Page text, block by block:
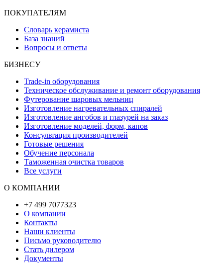
ПОКУПАТЕЛЯМ
Словарь керамиста
База знаний
Вопросы и ответы
БИЗНЕСУ
Trade-in оборудования
Техническое обслуживание и ремонт оборудования
Футерование шаровых мельниц
Изготовление нагревательных спиралей
Изготовление ангобов и глазурей на заказ
Изготовление моделей, форм, капов
Консультация производителей
Готовые решения
Обучение персонала
Таможенная очистка товаров
Все услуги
О КОМПАНИИ
+7 499 7077323
О компании
Контакты
Наши клиенты
Письмо руководителю
Стать дилером
Документы